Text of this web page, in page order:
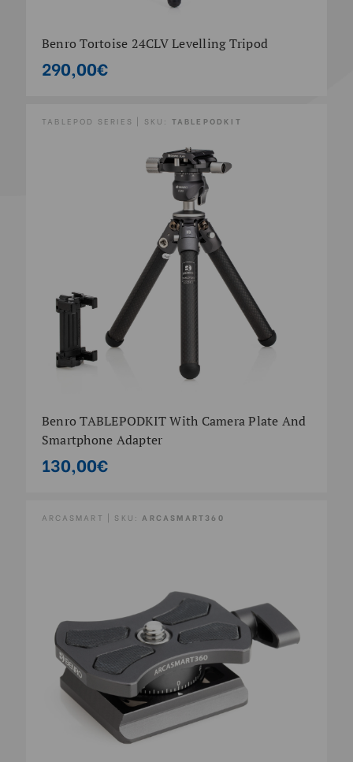
Benro Tortoise 24CLV Levelling Tripod
290,00€
TABLEPOD SERIES | SKU: TABLEPODKIT
Benro TABLEPODKIT With Camera Plate And
Smartphone Adapter
130,00€
ARCASMART | SKU:ARCASMART360